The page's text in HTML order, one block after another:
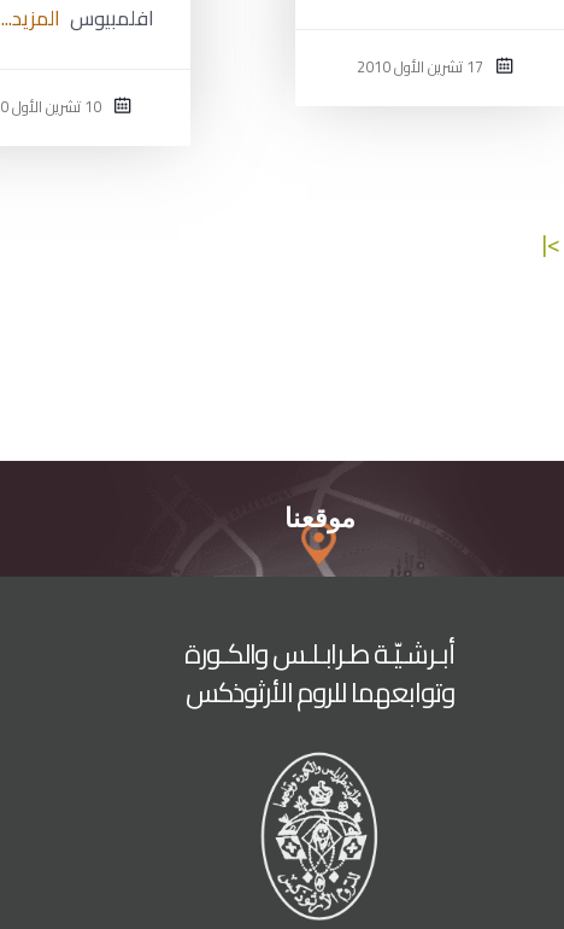
افلمبيوس المزيد...
10 تشرين الأول 2010
>|
موقعنا
أبـرشـيّـة طـرابـلـس والكـورة
وتوابعهما للروم الأرثوذكس